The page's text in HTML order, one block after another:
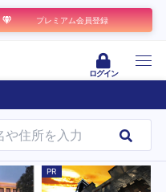
プレミアム会員登録
ログイン
PR